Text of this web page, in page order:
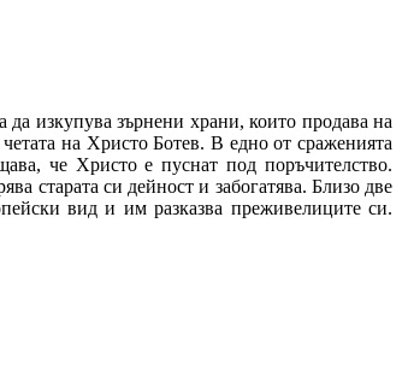
изкупува зърнени храни, които продава на
на Христо Ботев. В едно от сраженията
че Христо е пуснат под поръчителство.
старата си дейност и забогатява.​​​​​ Близо две
вид и им разказва преживелиците си.